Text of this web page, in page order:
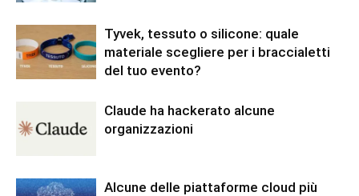
Tyvek, tessuto o silicone: quale
materiale scegliere per i braccialetti
del tuo evento?
Claude ha hackerato alcune
organizzazioni
Alcune delle piattaforme cloud più